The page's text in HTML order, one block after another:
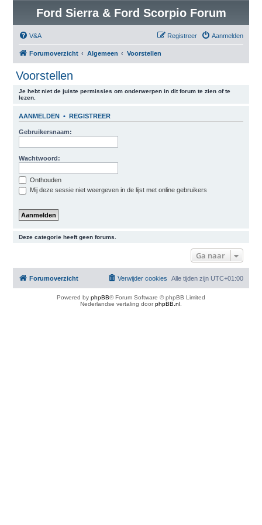
Ford Sierra & Ford Scorpio Forum
V&A Aanmelden
Registreer
Forumoverzicht Algemeen Voorstellen
Voorstellen
Je hebt niet de juiste permissies om onderwerpen in dit forum te zien of te
lezen.
AANMELDEN • REGISTREER
Gebruikersnaam:
Wachtwoord:
Onthouden
Mij deze sessie niet weergeven in de lijst met online gebruikers
Deze categorie heeft geen forums.
Ga naar
Forumoverzicht Alle tijden zijn UTC+01:00
Verwijder cookies
Powered by phpBB® Forum Software © phpBB Limited
Nederlandse vertaling doorphpBB.nl